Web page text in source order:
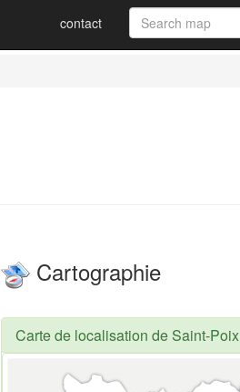
contact
Cartographie
Carte de localisation de Saint-Poix